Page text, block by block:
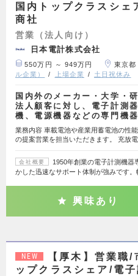
国内トップクラスシェ
商社
営業（法人向け）
日本電計株式会社
550万円 ～ 949万円 東京都
ル企業）
上場企業 土日祝休み
国内外のメーカー・大学・
法人顧客に対し、電子計測
機、電源機器などの専門機
業務内容 車載電池や産業用蓄電池の性
の提案営業を担当いただきます。 充放
会社概要
1950年創業の電子計測機器
かした迅速なサポート体制が強みです
興味あり
NEW
【厚木】営業職
ップクラスシェア/電